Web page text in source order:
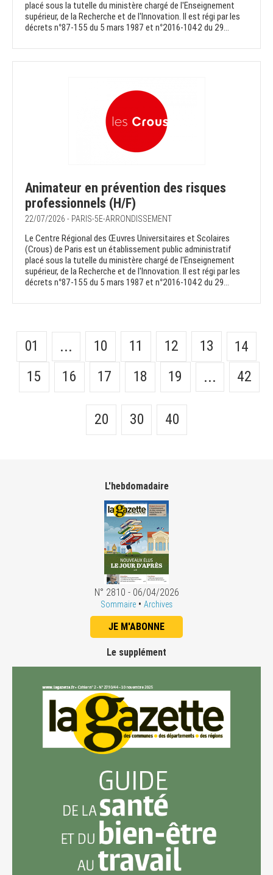
placé sous la tutelle du ministère chargé de l'Enseignement
supérieur, de la Recherche et de l'Innovation. Il est régi par les
décrets n°87-155 du 5 mars 1987 et n°2016-1042 du 29...
Animateur en prévention des risques
professionnels (H/F)
22/07/2026 - PARIS-5E-ARRONDISSEMENT
Le Centre Régional des Œuvres Universitaires et Scolaires
(Crous) de Paris est un établissement public administratif
placé sous la tutelle du ministère chargé de l'Enseignement
supérieur, de la Recherche et de l'Innovation. Il est régi par les
décrets n°87-155 du 5 mars 1987 et n°2016-1042 du 29...
01 ... 10 11 12 13
14
15
16 17 18 19 ... 42
20 30 40
L'hebdomadaire
N° 2810 - 06/04/2026
Sommaire • Archives
JE M'ABONNE
Le supplément